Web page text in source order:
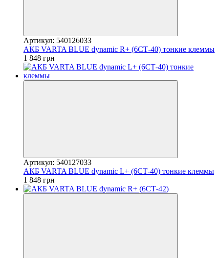
Артикул: 540126033
АКБ VARTA BLUE dynamic R+ (6СТ-40) тонкие клеммы
1 848 грн
Артикул: 540127033
АКБ VARTA BLUE dynamic L+ (6СТ-40) тонкие клеммы
1 848 грн